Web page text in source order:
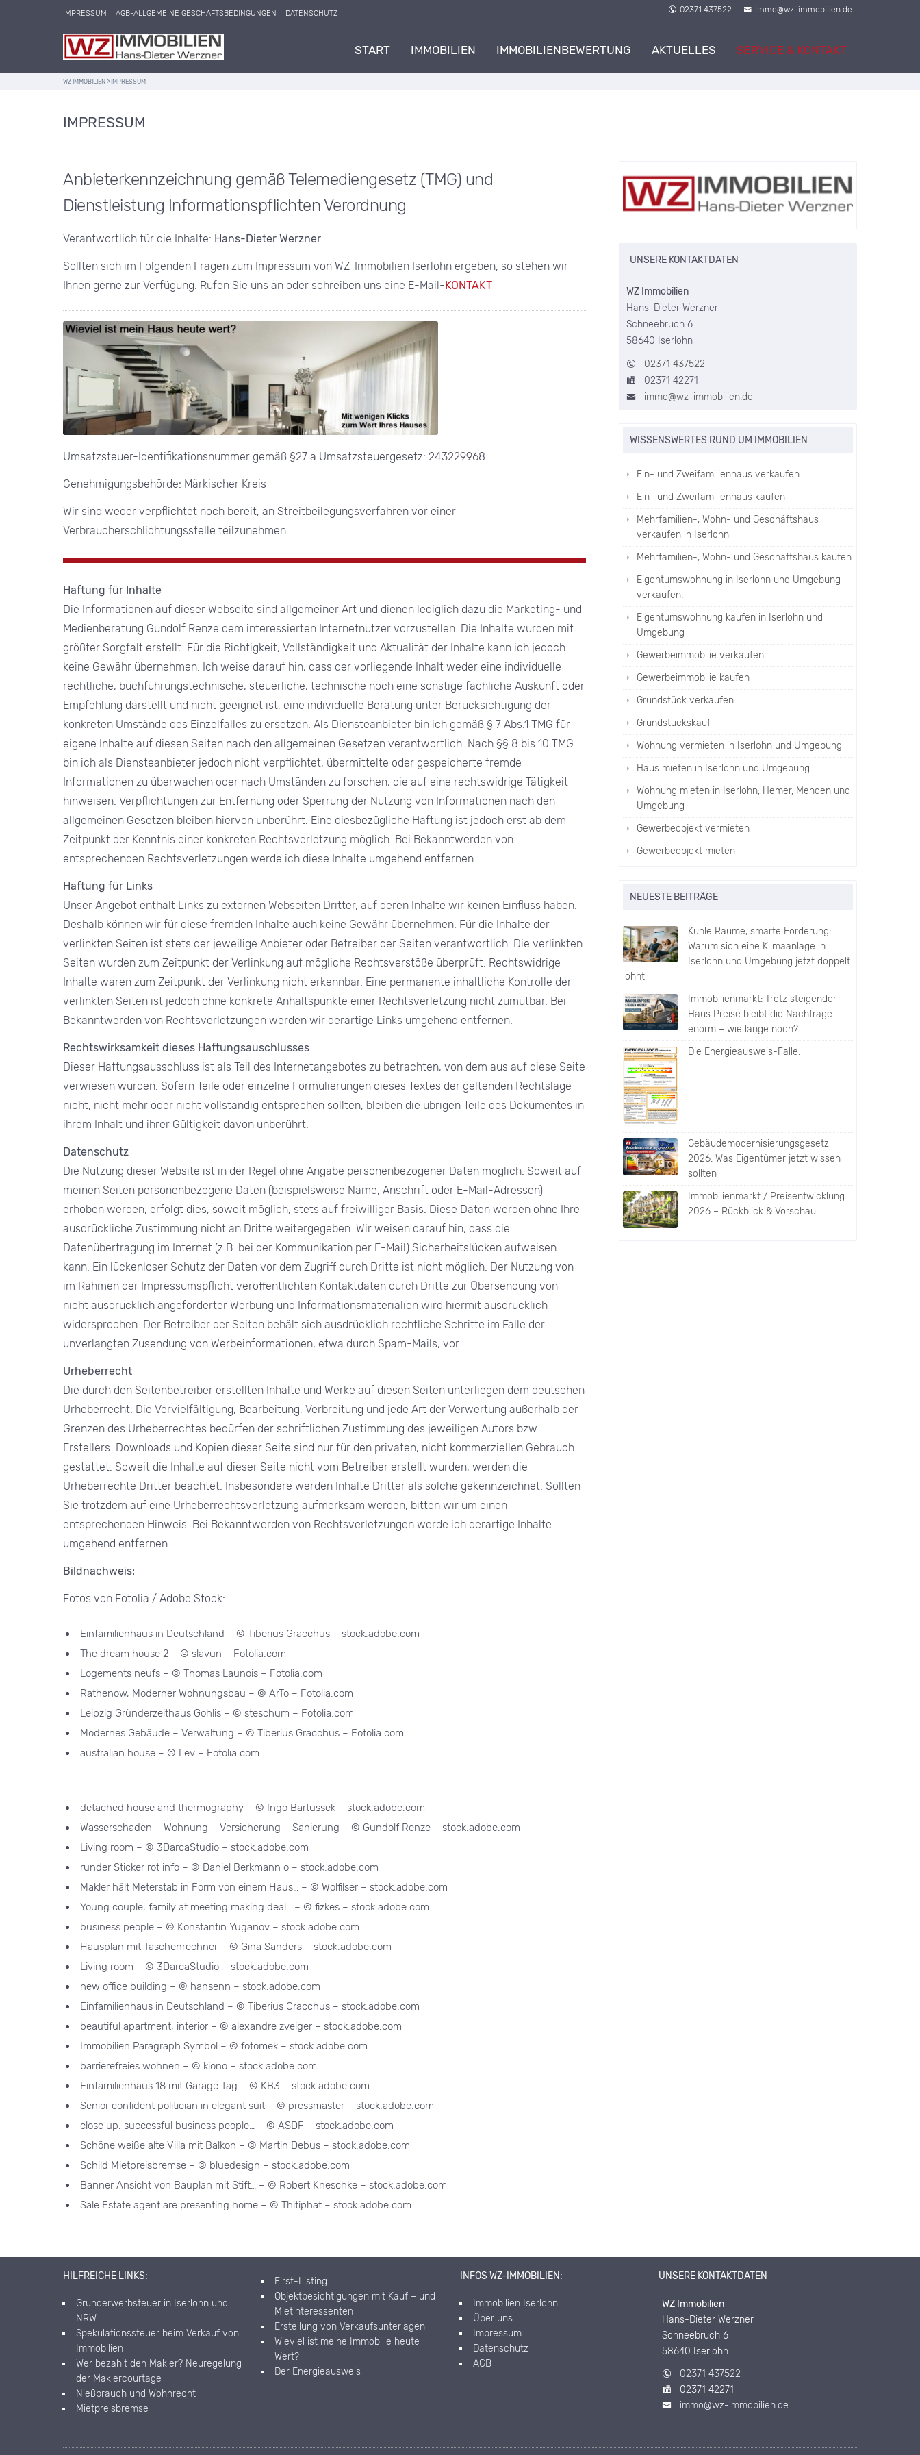
IMPRESSUM AGB-ALLGEMEINE GESCHÄFTSBEDINGUNGEN DATENSCHUTZ 02371 437522 immo@wz-immobilien.de
START IMMOBILIEN IMMOBILIENBEWERTUNG AKTUELLES SERVICE & KONTAKT
WZ IMMOBILIEN > IMPRESSUM
IMPRESSUM
Anbieterkennzeichnung gemäß Telemediengesetz (TMG) und
Dienstleistung Informationspflichten Verordnung
Verantwortlich für die Inhalte: Hans-Dieter Werzner
Sollten sich im Folgenden Fragen zum Impressum von WZ-Immobilien Iserlohn ergeben, so stehen wir
Ihnen gerne zur Verfügung. Rufen Sie uns an oder schreiben uns eine E-Mail-KONTAKT
Umsatzsteuer-Identifikationsnummer gemäß §27 a Umsatzsteuergesetz: 243229968
Genehmigungsbehörde: Märkischer Kreis
Wir sind weder verpflichtet noch bereit, an Streitbeilegungsverfahren vor einer
Verbraucherschlichtungsstelle teilzunehmen.
Haftung für Inhalte
Die Informationen auf dieser Webseite sind allgemeiner Art und dienen lediglich dazu die Marketing- und
Medienberatung Gundolf Renze dem interessierten Internetnutzer vorzustellen. Die Inhalte wurden mit
größter Sorgfalt erstellt. Für die Richtigkeit, Vollständigkeit und Aktualität der Inhalte kann ich jedoch
keine Gewähr übernehmen. Ich weise darauf hin, dass der vorliegende Inhalt weder eine individuelle
rechtliche, buchführungstechnische, steuerliche, technische noch eine sonstige fachliche Auskunft oder
Empfehlung darstellt und nicht geeignet ist, eine individuelle Beratung unter Berücksichtigung der
konkreten Umstände des Einzelfalles zu ersetzen. Als Diensteanbieter bin ich gemäß § 7 Abs.1 TMG für
eigene Inhalte auf diesen Seiten nach den allgemeinen Gesetzen verantwortlich. Nach §§ 8 bis 10 TMG
bin ich als Diensteanbieter jedoch nicht verpflichtet, übermittelte oder gespeicherte fremde
Informationen zu überwachen oder nach Umständen zu forschen, die auf eine rechtswidrige Tätigkeit
hinweisen. Verpflichtungen zur Entfernung oder Sperrung der Nutzung von Informationen nach den
allgemeinen Gesetzen bleiben hiervon unberührt. Eine diesbezügliche Haftung ist jedoch erst ab dem
Zeitpunkt der Kenntnis einer konkreten Rechtsverletzung möglich. Bei Bekanntwerden von
entsprechenden Rechtsverletzungen werde ich diese Inhalte umgehend entfernen.
Haftung für Links
Unser Angebot enthält Links zu externen Webseiten Dritter, auf deren Inhalte wir keinen Einfluss haben.
Deshalb können wir für diese fremden Inhalte auch keine Gewähr übernehmen. Für die Inhalte der
verlinkten Seiten ist stets der jeweilige Anbieter oder Betreiber der Seiten verantwortlich. Die verlinkten
Seiten wurden zum Zeitpunkt der Verlinkung auf mögliche Rechtsverstöße überprüft. Rechtswidrige
Inhalte waren zum Zeitpunkt der Verlinkung nicht erkennbar. Eine permanente inhaltliche Kontrolle der
verlinkten Seiten ist jedoch ohne konkrete Anhaltspunkte einer Rechtsverletzung nicht zumutbar. Bei
Bekanntwerden von Rechtsverletzungen werden wir derartige Links umgehend entfernen.
Rechtswirksamkeit dieses Haftungsauschlusses
Dieser Haftungsausschluss ist als Teil des Internetangebotes zu betrachten, von dem aus auf diese Seite
verwiesen wurden. Sofern Teile oder einzelne Formulierungen dieses Textes der geltenden Rechtslage
nicht, nicht mehr oder nicht vollständig entsprechen sollten, bleiben die übrigen Teile des Dokumentes in
ihrem Inhalt und ihrer Gültigkeit davon unberührt.
Datenschutz
Die Nutzung dieser Website ist in der Regel ohne Angabe personenbezogener Daten möglich. Soweit auf
meinen Seiten personenbezogene Daten (beispielsweise Name, Anschrift oder E-Mail-Adressen)
erhoben werden, erfolgt dies, soweit möglich, stets auf freiwilliger Basis. Diese Daten werden ohne Ihre
ausdrückliche Zustimmung nicht an Dritte weitergegeben. Wir weisen darauf hin, dass die
Datenübertragung im Internet (z.B. bei der Kommunikation per E-Mail) Sicherheitslücken aufweisen
kann. Ein lückenloser Schutz der Daten vor dem Zugriff durch Dritte ist nicht möglich. Der Nutzung von
im Rahmen der Impressumspflicht veröffentlichten Kontaktdaten durch Dritte zur Übersendung von
nicht ausdrücklich angeforderter Werbung und Informationsmaterialien wird hiermit ausdrücklich
widersprochen. Der Betreiber der Seiten behält sich ausdrücklich rechtliche Schritte im Falle der
unverlangten Zusendung von Werbeinformationen, etwa durch Spam-Mails, vor.
Urheberrecht
Die durch den Seitenbetreiber erstellten Inhalte und Werke auf diesen Seiten unterliegen dem deutschen
Urheberrecht. Die Vervielfältigung, Bearbeitung, Verbreitung und jede Art der Verwertung außerhalb der
Grenzen des Urheberrechtes bedürfen der schriftlichen Zustimmung des jeweiligen Autors bzw.
Erstellers. Downloads und Kopien dieser Seite sind nur für den privaten, nicht kommerziellen Gebrauch
gestattet. Soweit die Inhalte auf dieser Seite nicht vom Betreiber erstellt wurden, werden die
Urheberrechte Dritter beachtet. Insbesondere werden Inhalte Dritter als solche gekennzeichnet. Sollten
Sie trotzdem auf eine Urheberrechtsverletzung aufmerksam werden, bitten wir um einen
entsprechenden Hinweis. Bei Bekanntwerden von Rechtsverletzungen werde ich derartige Inhalte
umgehend entfernen.
Bildnachweis:
Fotos von Fotolia / Adobe Stock:
Einfamilienhaus in Deutschland – © Tiberius Gracchus – stock.adobe.com
The dream house 2 – © slavun – Fotolia.com
Logements neufs – © Thomas Launois – Fotolia.com
Rathenow, Moderner Wohnungsbau – © ArTo – Fotolia.com
Leipzig Gründerzeithaus Gohlis – © steschum – Fotolia.com
Modernes Gebäude – Verwaltung – © Tiberius Gracchus – Fotolia.com
australian house – © Lev – Fotolia.com
detached house and thermography – © Ingo Bartussek – stock.adobe.com
Wasserschaden – Wohnung – Versicherung – Sanierung – © Gundolf Renze – stock.adobe.com
Living room – © 3DarcaStudio – stock.adobe.com
runder Sticker rot info – © Daniel Berkmann o – stock.adobe.com
Makler hält Meterstab in Form von einem Haus… – © Wolfilser – stock.adobe.com
Young couple, family at meeting making deal… – © fizkes – stock.adobe.com
business people – © Konstantin Yuganov – stock.adobe.com
Hausplan mit Taschenrechner – © Gina Sanders – stock.adobe.com
Living room – © 3DarcaStudio – stock.adobe.com
new office building – © hansenn – stock.adobe.com
Einfamilienhaus in Deutschland – © Tiberius Gracchus – stock.adobe.com
beautiful apartment, interior – © alexandre zveiger – stock.adobe.com
Immobilien Paragraph Symbol – © fotomek – stock.adobe.com
barrierefreies wohnen – © kiono – stock.adobe.com
Einfamilienhaus 18 mit Garage Tag – © KB3 – stock.adobe.com
Senior confident politician in elegant suit – © pressmaster – stock.adobe.com
close up. successful business people… – © ASDF – stock.adobe.com
Schöne weiße alte Villa mit Balkon – © Martin Debus – stock.adobe.com
Schild Mietpreisbremse – © bluedesign – stock.adobe.com
Banner Ansicht von Bauplan mit Stift… – © Robert Kneschke – stock.adobe.com
Sale Estate agent are presenting home – © Thitiphat – stock.adobe.com
UNSERE KONTAKTDATEN
WZ Immobilien
Hans-Dieter Werzner
Schneebruch 6
58640 Iserlohn
02371 437522
02371 42271
immo@wz-immobilien.de
WISSENSWERTES RUND UM IMMOBILIEN
Ein- und Zweifamilienhaus verkaufen
Ein- und Zweifamilienhaus kaufen
Mehrfamilien-, Wohn- und Geschäftshaus
verkaufen in Iserlohn
Mehrfamilien-, Wohn- und Geschäftshaus kaufen
Eigentumswohnung in Iserlohn und Umgebung
verkaufen.
Eigentumswohnung kaufen in Iserlohn und
Umgebung
Gewerbeimmobilie verkaufen
Gewerbeimmobilie kaufen
Grundstück verkaufen
Grundstückskauf
Wohnung vermieten in Iserlohn und Umgebung
Haus mieten in Iserlohn und Umgebung
Wohnung mieten in Iserlohn, Hemer, Menden und
Umgebung
Gewerbeobjekt vermieten
Gewerbeobjekt mieten
NEUESTE BEITRÄGE
Kühle Räume, smarte Förderung:
Warum sich eine Klimaanlage in
Iserlohn und Umgebung jetzt doppelt
lohnt
Immobilienmarkt: Trotz steigender
Haus Preise bleibt die Nachfrage
enorm – wie lange noch?
Die Energieausweis-Falle:
Gebäudemodernisierungsgesetz
2026: Was Eigentümer jetzt wissen
sollten
Immobilienmarkt / Preisentwicklung
2026 – Rückblick & Vorschau
HILFREICHE LINKS:
Grunderwerbsteuer in Iserlohn und
NRW
Spekulationssteuer beim Verkauf von
Immobilien
Wer bezahlt den Makler? Neuregelung
der Maklercourtage
Nießbrauch und Wohnrecht
Mietpreisbremse
First-Listing
Objektbesichtigungen mit Kauf – und
Mietinteressenten
Erstellung von Verkaufsunterlagen
Wieviel ist meine Immobilie heute
Wert?
Der Energieausweis
INFOS WZ-IMMOBILIEN:
Immobilien Iserlohn
Über uns
Impressum
Datenschutz
AGB
UNSERE KONTAKTDATEN
WZ Immobilien
Hans-Dieter Werzner
Schneebruch 6
58640 Iserlohn
02371 437522
02371 42271
immo@wz-immobilien.de